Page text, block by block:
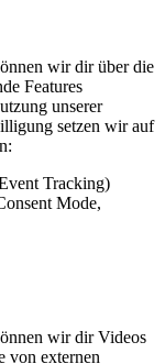
wir dir über die
Features
unserer
setzen wir auf
Tracking)
Mode,
wir dir Videos
von externen